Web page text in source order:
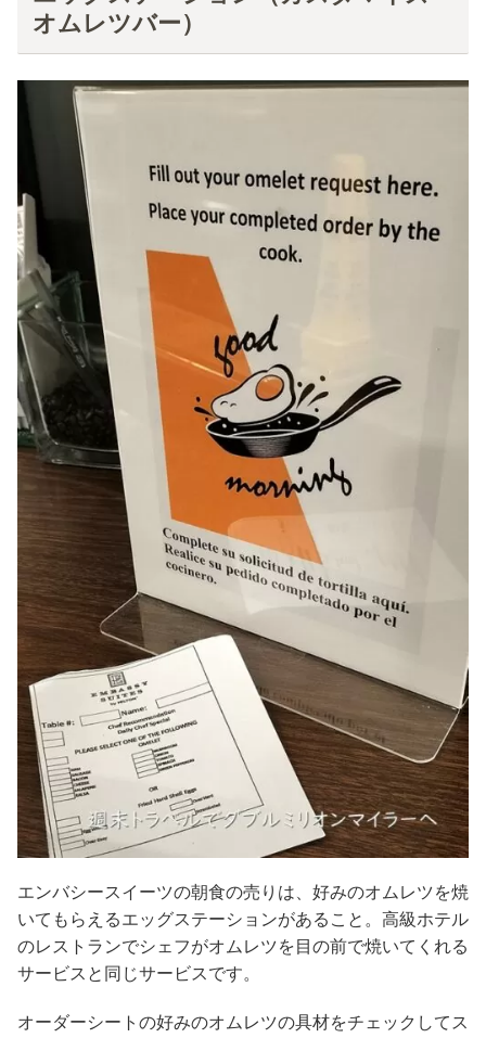
オムレツバー）
エンバシースイーツの朝食の売りは、好みのオムレツを焼
いてもらえるエッグステーションがあること。高級ホテル
のレストランでシェフがオムレツを目の前で焼いてくれる
サービスと同じサービスです。
オーダーシートの好みのオムレツの具材をチェックしてス